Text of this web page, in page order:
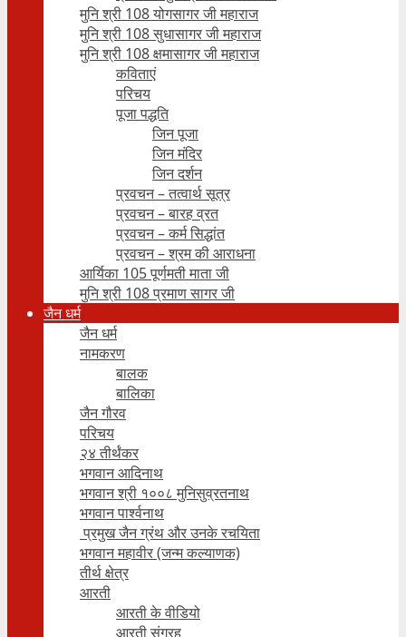
मुनि श्री 108 योगसागर जी महाराज
मुनि श्री 108 सुधासागर जी महाराज
मुनि श्री 108 क्षमासागर जी महाराज
कविताएं
परिचय
पूजा पद्धति
जिन पूजा
जिन मंदिर
जिन दर्शन
प्रवचन – तत्वार्थ सूत्र
प्रवचन – बारह व्रत
प्रवचन – कर्म सिद्धांत
प्रवचन – श्रम की आराधना
आर्यिका 105 पूर्णमती माता जी
मुनि श्री 108 प्रमाण सागर जी
जैन धर्म
जैन धर्म
नामकरण
बालक
बालिका
जैन गौरव
परिचय
२४ तीर्थंकर
भगवान आदिनाथ
भगवान श्री १००८ मुनिसुव्रतनाथ
भगवान पार्श्वनाथ
प्रमुख जैन ग्रंथ और उनके रचयिता
भगवान महावीर (जन्म कल्याणक)
तीर्थ क्षेत्र
आरती
आरती के वीडियो
आरती संग्रह